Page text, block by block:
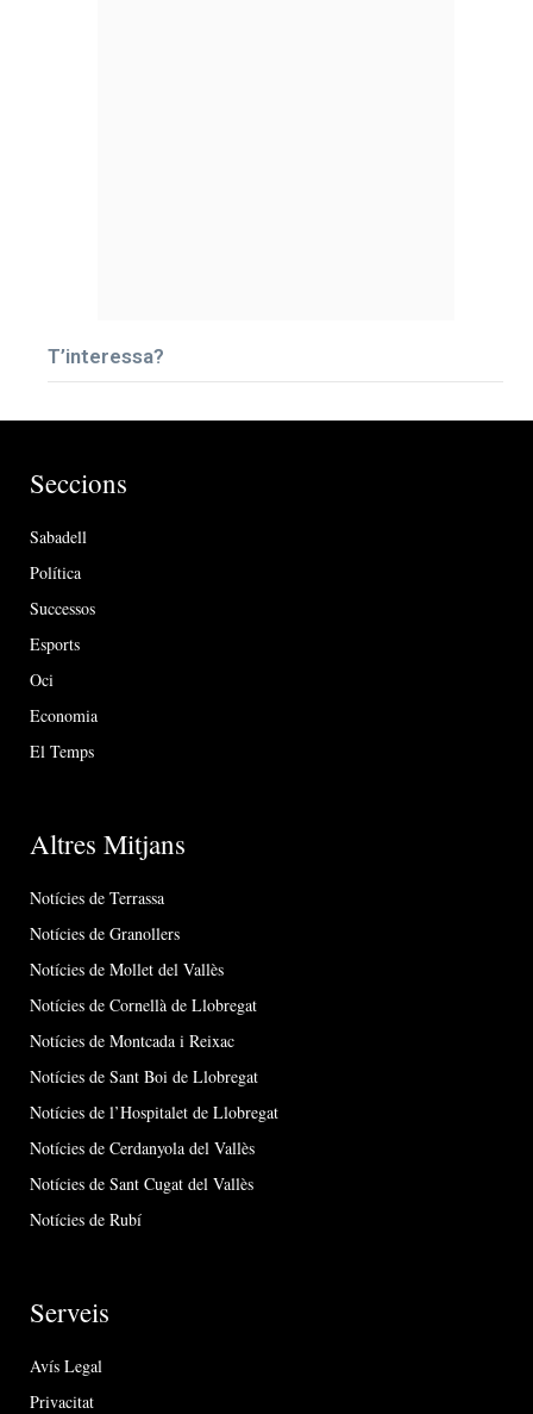
T’interessa?
Seccions
Sabadell
Política
Successos
Esports
Oci
Economia
El Temps
Altres Mitjans
Notícies de Terrassa
Notícies de Granollers
Notícies de Mollet del Vallès
Notícies de Cornellà de Llobregat
Notícies de Montcada i Reixac
Notícies de Sant Boi de Llobregat
Notícies de l’Hospitalet de Llobregat
Notícies de Cerdanyola del Vallès
Notícies de Sant Cugat del Vallès
Notícies de Rubí
Serveis
Avís Legal
Privacitat